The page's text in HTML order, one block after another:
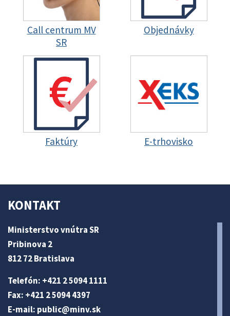
Call centrum MV
SR
Objednávky
Faktúry E-trhovisko
KONTAKT
Ministerstvo vnútra SR
Pribinova 2
812 72 Bratislava
Telefón: +421 2 5094 1111
Fax: +421 2 5094 4397
E-mail: public@minv.sk